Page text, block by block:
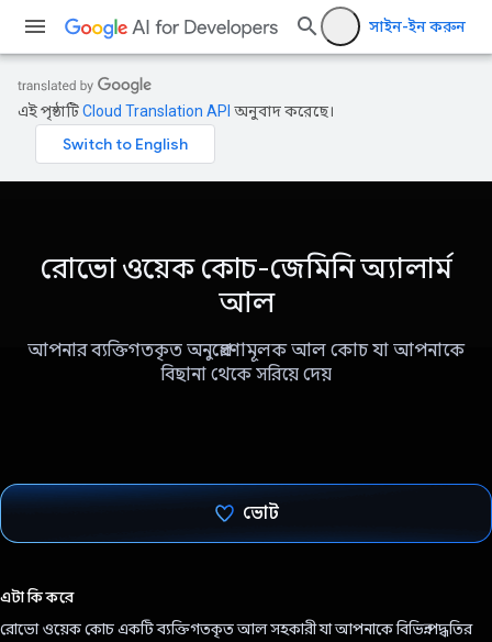
সাইন-ইন করুন
এই পৃষ্ঠাটিCloud Translation API অনুবাদ করেছে।
রোভো ওয়েক কোচ-জেমিনি অ্যালার্ম
আল
আপনার ব্যক্তিগতকৃত অনুপ্রেরণামূলক আল কোচ যা আপনাকে
বিছানা থেকে সরিয়ে দেয়
ভোট
এটা কি করে
রোভো ওয়েক কোচ একটি ব্যক্তিগতকৃত আল সহকারী যা আপনাকে বিভিন্ন পদ্ধতির